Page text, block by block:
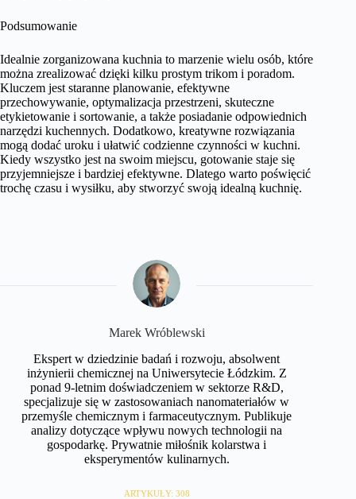
Podsumowanie
Idealnie zorganizowana kuchnia to marzenie wielu osób, które
można zrealizować dzięki kilku prostym trikom i poradom.
Kluczem jest staranne planowanie, efektywne
przechowywanie, optymalizacja przestrzeni, skuteczne
etykietowanie i sortowanie, a także posiadanie odpowiednich
narzędzi kuchennych. Dodatkowo, kreatywne rozwiązania
mogą dodać uroku i ułatwić codzienne czynności w kuchni.
Kiedy wszystko jest na swoim miejscu, gotowanie staje się
przyjemniejsze i bardziej efektywne. Dlatego warto poświęcić
trochę czasu i wysiłku, aby stworzyć swoją idealną kuchnię.
Marek Wróblewski
Ekspert w dziedzinie badań i rozwoju, absolwent
inżynierii chemicznej na Uniwersytecie Łódzkim. Z
ponad 9-letnim doświadczeniem w sektorze R&D,
specjalizuje się w zastosowaniach nanomateriałów w
przemyśle chemicznym i farmaceutycznym. Publikuje
analizy dotyczące wpływu nowych technologii na
gospodarkę. Prywatnie miłośnik kolarstwa i
eksperymentów kulinarnych.
ARTYKUŁY: 308